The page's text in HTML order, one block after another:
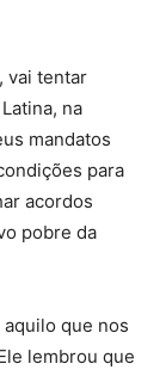
vai tentar
na
mandatos
para
acordos
pobre da
que nos
lembrou que